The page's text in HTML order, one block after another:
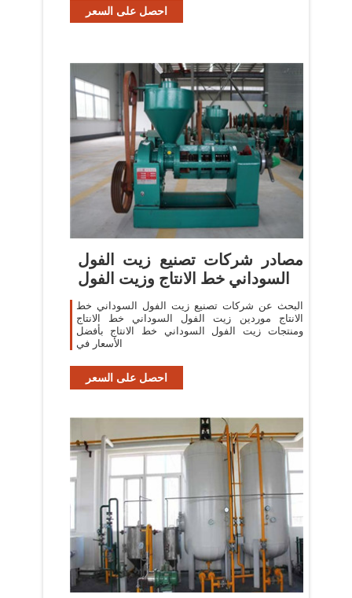
احصل على السعر
مصادر شركات تصنيع زيت الفول
السوداني خط الانتاج وزيت الفول
البحث عن شركات تصنيع زيت الفول السوداني خط
الانتاج موردين زيت الفول السوداني خط الانتاج
ومنتجات زيت الفول السوداني خط الانتاج بأفضل
الأسعار في
احصل على السعر